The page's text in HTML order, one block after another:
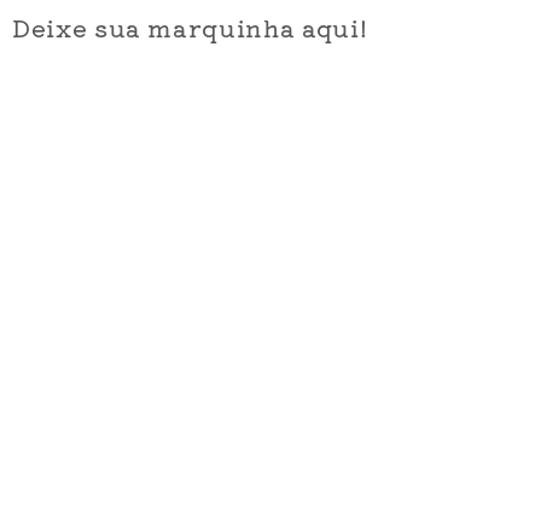
Deixe sua marquinha aqui!